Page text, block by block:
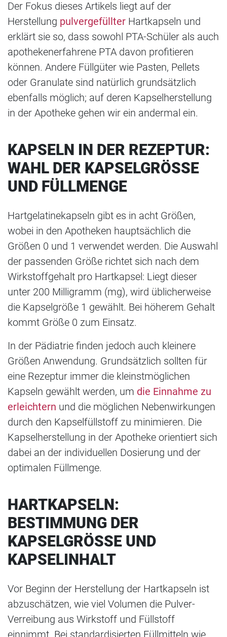
Der Fokus dieses Artikels liegt auf der
Herstellung pulvergefüllter Hartkapseln und
erklärt sie so, dass sowohl PTA-Schüler als auch
apothekenerfahrene PTA davon profitieren
können. Andere Füllgüter wie Pasten, Pellets
oder Granulate sind natürlich grundsätzlich
ebenfalls möglich; auf deren Kapselherstellung
in der Apotheke gehen wir ein andermal ein.
KAPSELN IN DER REZEPTUR:
WAHL DER KAPSELGRÖSSE U
ND FÜLLMENGE
Hartgelatinekapseln gibt es in acht Größen,
wobei in den Apotheken hauptsächlich die
Größen 0 und 1 verwendet werden. Die Auswahl
der passenden Größe richtet sich nach dem
Wirkstoffgehalt pro Hartkapsel: Liegt dieser
unter 200 Milligramm (mg), wird üblicherweise
die Kapselgröße 1 gewählt. Bei höherem Gehalt
kommt Größe 0 zum Einsatz.
In der Pädiatrie finden jedoch auch kleinere
Größen Anwendung. Grundsätzlich sollten für
eine Rezeptur immer die kleinstmöglichen
Kapseln gewählt werden, um die Einnahme zu
erleichtern und die möglichen Nebenwirkungen
durch den Kapselfüllstoff zu minimieren. Die
Kapselherstellung in der Apotheke orientiert sich
dabei an der individuellen Dosierung und der
optimalen Füllmenge.
HARTKAPSELN:
BESTIMMUNG DER
KAPSELGRÖSSE UND K
APSELINHALT
Vor Beginn der Herstellung der Hartkapseln ist
abzuschätzen, wie viel Volumen die Pulver-
Verreibung aus Wirkstoff und Füllstoff